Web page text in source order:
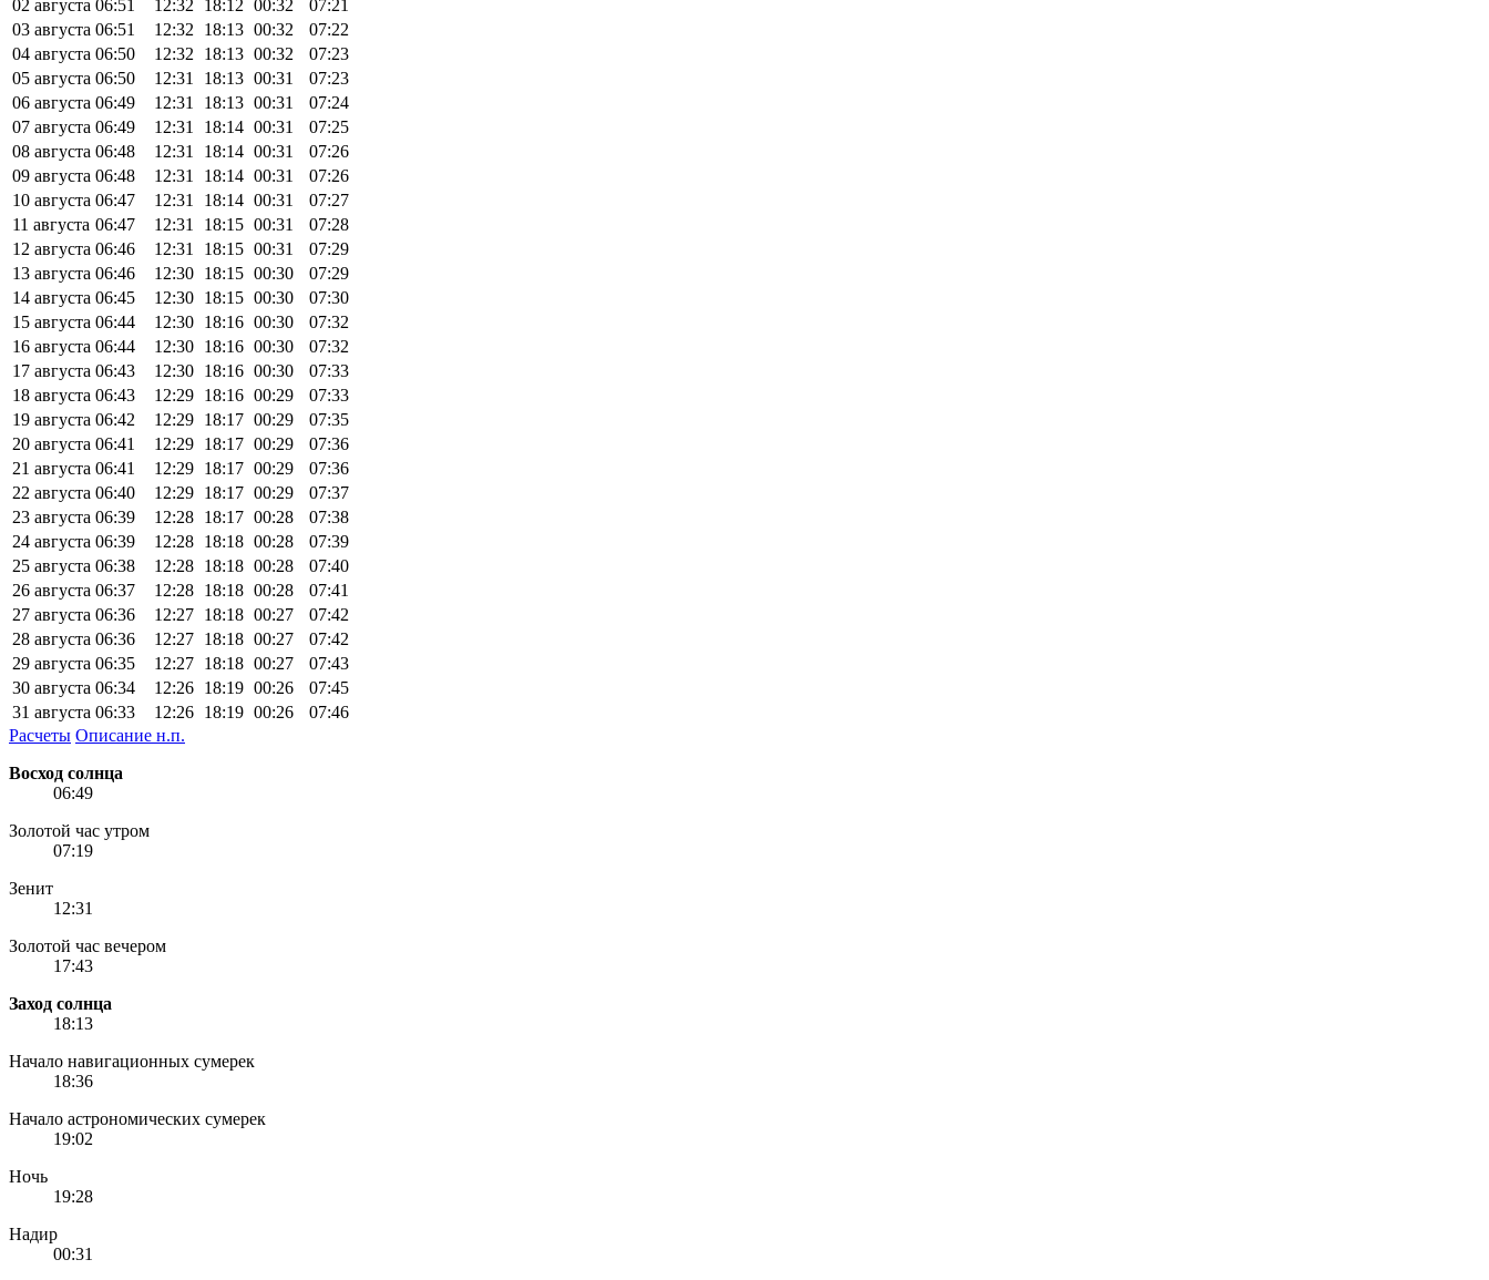
02 августа 06:51 12:32 18:12 00:32
07:21
03 августа 06:51 12:32 18:13 00:32
07:22
04 августа 06:50 12:32 18:13 00:32
07:23
05 августа 06:50 12:31 18:13 00:31
07:23
06 августа 06:49 12:31 18:13 00:31
07:24
07 августа 06:49 12:31 18:14 00:31
07:25
08 августа 06:48 12:31 18:14 00:31
07:26
09 августа 06:48 12:31 18:14 00:31
07:26
10 августа 06:47 12:31 18:14 00:31
07:27
11 августа 06:47 12:31 18:15 00:31
07:28
12 августа 06:46 12:31 18:15 00:31
07:29
13 августа 06:46 12:30 18:15 00:30
07:29
14 августа 06:45 12:30 18:15 00:30
07:30
15 августа 06:44 12:30 18:16 00:30
07:32
16 августа 06:44 12:30 18:16 00:30
07:32
17 августа 06:43 12:30 18:16 00:30
07:33
18 августа 06:43 12:29 18:16 00:29
07:33
19 августа 06:42 12:29 18:17 00:29
07:35
20 августа 06:41 12:29 18:17 00:29
07:36
21 августа 06:41 12:29 18:17 00:29
07:36
22 августа 06:40 12:29 18:17 00:29
07:37
23 августа 06:39 12:28 18:17 00:28
07:38
24 августа 06:39 12:28 18:18 00:28
07:39
25 августа 06:38 12:28 18:18 00:28
07:40
26 августа 06:37 12:28 18:18 00:28
07:41
27 августа 06:36 12:27 18:18 00:27
07:42
28 августа 06:36 12:27 18:18 00:27
07:42
29 августа 06:35 12:27 18:18 00:27
07:43
30 августа 06:34 12:26 18:19 00:26
07:45
31 августа 06:33 12:26 18:19 00:26
07:46
Расчеты Описание н.п.
Восход солнца
06:49
Золотой час утром
07:19
Зенит
12:31
Золотой час вечером
17:43
Заход солнца
18:13
Начало навигационных сумерек
18:36
Начало астрономических сумерек
19:02
Ночь
19:28
Надир
00:31